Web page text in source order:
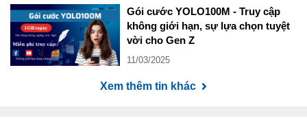
Gói cước YOLO100M - Truy cập
không giới hạn, sự lựa chọn tuyệt
vời cho Gen Z
11/03/2025
Xem thêm tin khác